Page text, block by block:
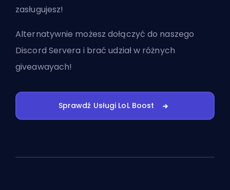
zasługujesz!
Alternatywnie możeszdołączyć do naszego
Discord Servera i brać udział w różnych
giveawayach!
Sprawdź Usługi LoL Boost